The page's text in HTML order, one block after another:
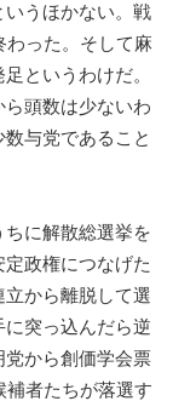
いうほかない。戦
わった。そして麻
というわけだ。
頭数は少ないわ
与党であること
に解散総選挙を
政権につなげた
から離脱して選
突っ込んだら逆
党から創価学会票
補者たちが落選す